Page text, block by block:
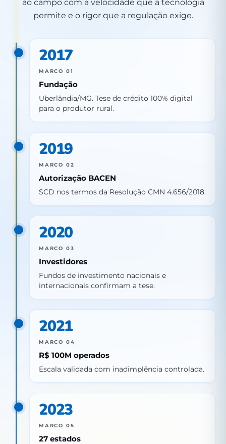
ao campo com a velocidade que a tecnologia
permite e o rigor que a regulação exige.
2017
MARCO 01
Fundação
Uberlândia/MG. Tese de crédito 100% digital
para o produtor rural.
2019
MARCO 02
Autorização BACEN
SCD nos termos da Resolução CMN 4.656/2018.
2020
MARCO 03
Investidores
Fundos de investimento nacionais e
internacionais confirmam a tese.
2021
MARCO 04
R$ 100M operados
Escala validada com inadimplência controlada.
2023
MARCO 05
27 estados